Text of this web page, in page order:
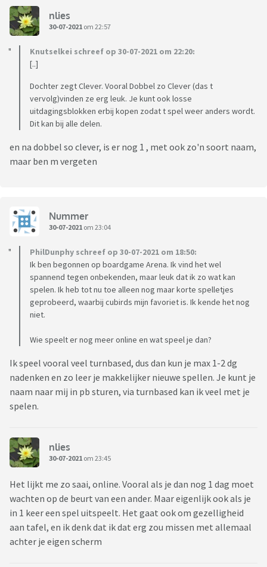
nlies
30-07-2021 om 22:57
Knutselkei schreef op 30-07-2021 om 22:20:
[..]
Dochter zegt Clever. Vooral Dobbel zo Clever (das t
vervolg)vinden ze erg leuk. Je kunt ook losse
uitdagingsblokken erbij kopen zodat t spel weer anders wordt.
Dit kan bij alle delen.
en na dobbel so clever, is er nog 1 , met ook zo'n soort naam,
maar ben m vergeten
Nummer
30-07-2021 om 23:04
PhilDunphy schreef op 30-07-2021 om 18:50:
Ik ben begonnen op boardgame Arena. Ik vind het wel
spannend tegen onbekenden, maar leuk dat ik zo wat kan
spelen. Ik heb tot nu toe alleen nog maar korte spelletjes
geprobeerd, waarbij cubirds mijn favoriet is. Ik kende het nog
niet.
Wie speelt er nog meer online en wat speel je dan?
Ik speel vooral veel turnbased, dus dan kun je max 1-2 dg
nadenken en zo leer je makkelijker nieuwe spellen. Je kunt je
naam naar mij in pb sturen, via turnbased kan ik veel met je
spelen.
nlies
30-07-2021 om 23:45
Het lijkt me zo saai, online. Vooral als je dan nog 1 dag moet
wachten op de beurt van een ander. Maar eigenlijk ook als je
in 1 keer een spel uitspeelt. Het gaat ook om gezelligheid
aan tafel, en ik denk dat ik dat erg zou missen met allemaal
achter je eigen scherm